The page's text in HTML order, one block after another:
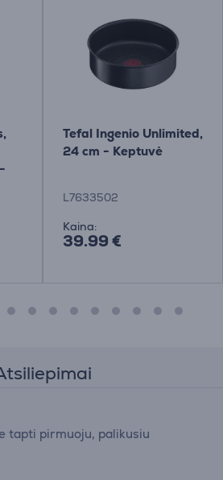
Tefal Ingenio Unlimited,
24 cm - Keptuvė
L7633502
Kaina:
39.99 €
tapti pirmuoju, palikusiu